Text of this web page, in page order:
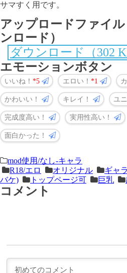
サマすく用です。
アップロードファイ
ンロード）
ダウンロード（302
エモーションボタン
いいね！ 5 エロい！ 1
かわいい！ キレイ！ ユ
完成度高い！ 実用性高い！
面白かった！
＜
次
の
前
の
記
mod使用/なし-キャラ
R18/エロ
オリジナル ギャ
バケ)
トップページ可 巨乳
コメント